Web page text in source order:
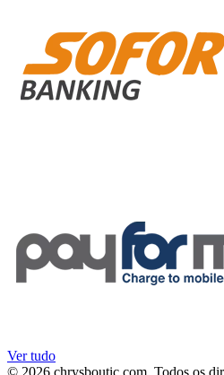
Ver tudo
© 2026 chrysboutic.com. Todos os